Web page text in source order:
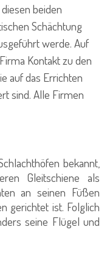
beiden
Schächtung
werde. Auf
Kontakt zu den
auf das Errichten
sind. Alle Firmen
bekannt,
Gleitschiene als
an seinen Füßen
gerichtet ist. Folglich
seine Flügel und